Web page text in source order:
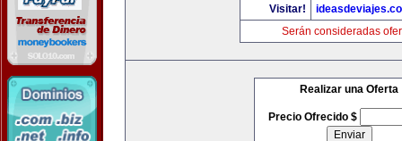
Visitar!
Serán consideradas
Realizar una Oferta
Precio Ofrecido $